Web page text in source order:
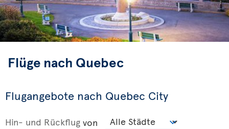
Flüge nach Quebec
Flugangebote nach Quebec City
Hin- und Rückflug von